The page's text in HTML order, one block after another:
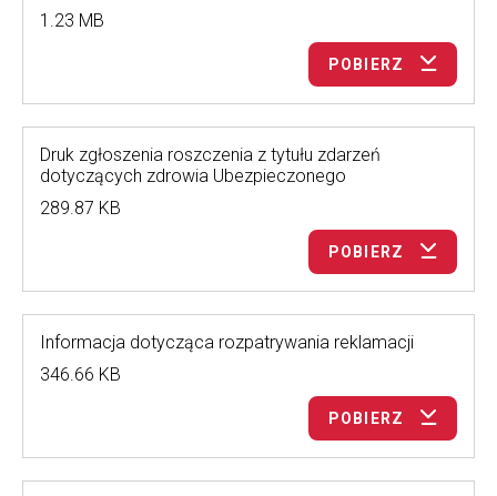
1.23 MB
POBIERZ
Druk zgłoszenia roszczenia z tytułu zdarzeń
dotyczących zdrowia Ubezpieczonego
289.87 KB
POBIERZ
Informacja dotycząca rozpatrywania reklamacji
346.66 KB
POBIERZ